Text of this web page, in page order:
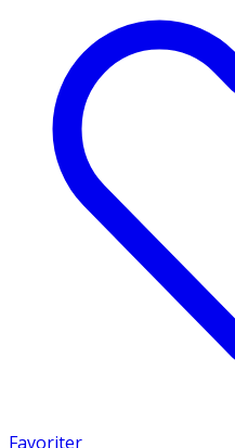
Favoriter